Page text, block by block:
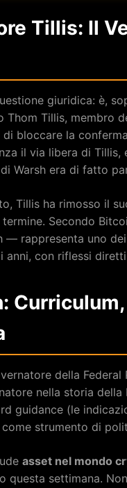
Tillis: Il
giuridica: è,
Tillis, membro
bloccare la
il via libera di Tillis,
Warsh era di fatto
Tillis ha rimosso il
Secondo
— rappresenta uno
con riflessi diretti
della Federal
nella storia
guidance (le
strumento di
asset nel mondo
questa settimana.